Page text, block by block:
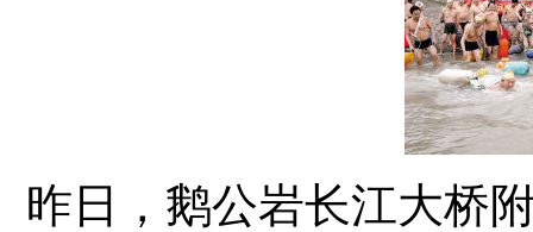
昨日，鹅公岩长江大桥